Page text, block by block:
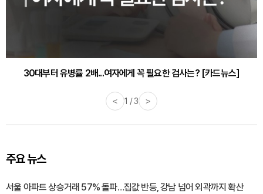
30대부터 유병률 2배...여자에게 꼭 필요한 검사는? [카드뉴스]
< 2 / 3 >
주요 뉴스
서울 아파트 상승거래 57% 돌파…집값 반등, 강남 넘어 외곽까지 확산